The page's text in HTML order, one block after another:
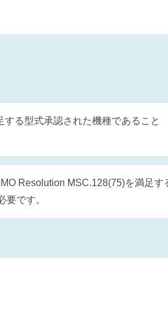
る型式承認された機種であること
Resolution MSC.128(75)を満足
です。